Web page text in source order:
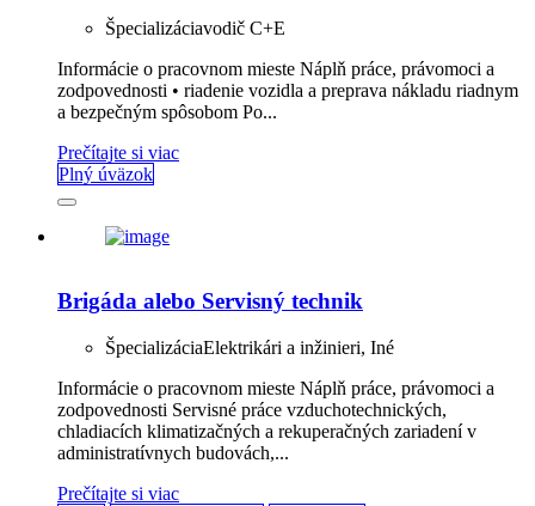
Špecializáciavodič C+E
Informácie o pracovnom mieste Náplň práce, právomoci a
zodpovednosti • riadenie vozidla a preprava nákladu riadnym
a bezpečným spôsobom Po...
Prečítajte si viac
Plný úväzok
Brigáda alebo Servisný technik
ŠpecializáciaElektrikári a inžinieri, Iné
Informácie o pracovnom mieste Náplň práce, právomoci a
zodpovednosti Servisné práce vzduchotechnických,
chladiacích klimatizačných a rekuperačných zariadení v
administratívnych budovách,...
Prečítajte si viac